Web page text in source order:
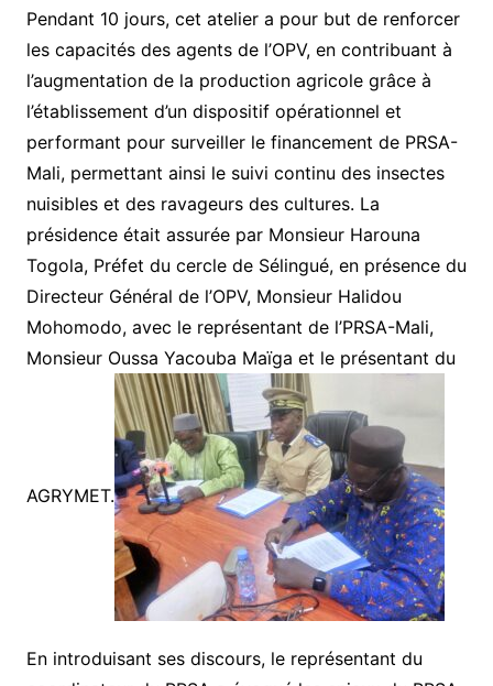
Pendant 10 jours, cet atelier a pour but de renforcer
les capacités des agents de l’OPV, en contribuant à
l’augmentation de la production agricole grâce à
l’établissement d’un dispositif opérationnel et
performant pour surveiller le financement de PRSA-
Mali, permettant ainsi le suivi continu des insectes
nuisibles et des ravageurs des cultures. La
présidence était assurée par Monsieur Harouna
Togola, Préfet du cercle de Sélingué, en présence du
Directeur Général de l’OPV, Monsieur Halidou
Mohomodo, avec le représentant de l’PRSA-Mali,
Monsieur Oussa Yacouba Maïga et le présentant du
AGRYMET.
En introduisant ses discours, le représentant du